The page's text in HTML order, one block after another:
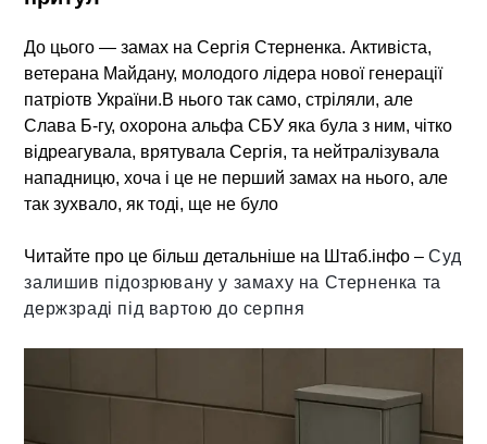
До цього — замах на Сергія Стерненка. Активіста,
ветерана Майдану, молодого лідера нової генерації
патріотв України.В нього так само, стріляли, але
Слава Б-гу, охорона альфа СБУ яка була з ним, чітко
відреагувала, врятувала Сергія, та нейтралізувала
нападницю, хоча і це не перший замах на нього, але
так зухвало, як тоді, ще не було
Читайте про це більш детальніше на Штаб.інфо –Суд
залишив підозрювану у замаху на Стерненка та
держзраді під вартою до серпня